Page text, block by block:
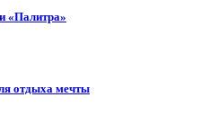
«Палитра»
отдыха мечты